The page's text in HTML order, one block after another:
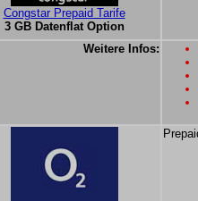
Congstar Prepaid Tarife
3 GB Datenflat Option
Weitere Infos: